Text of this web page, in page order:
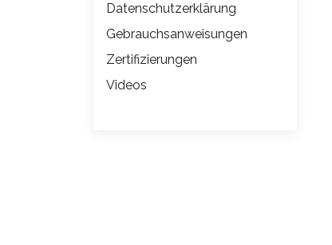
Datenschutzerklärung
Gebrauchsanweisungen
Zertifizierungen
Videos